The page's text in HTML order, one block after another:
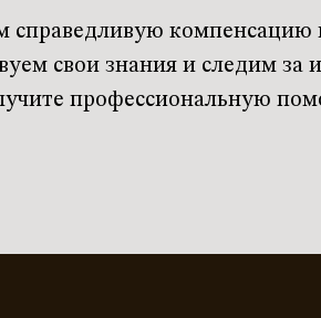
справедливую компенсацию
свои знания и следим за
профессиональную